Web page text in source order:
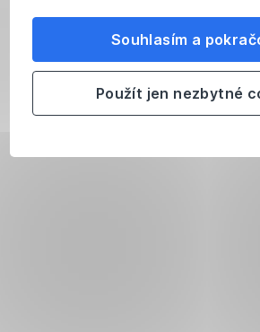
Souhlasím a
Použít jen nezbytné